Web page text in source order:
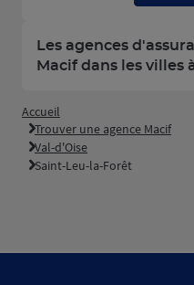
Les agences
Macif dans les villes
Accueil
Trouver une agence Macif
Val-d'Oise
Saint-Leu-la-Forêt